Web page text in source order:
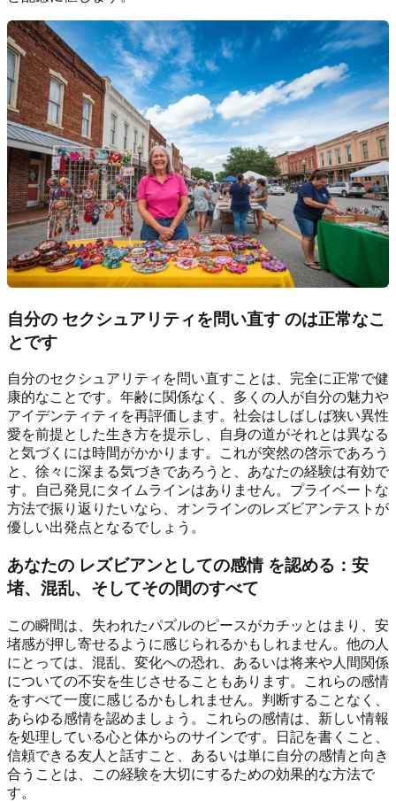
自分の セクシュアリティを問い直す のは正常なこ
とです
自分のセクシュアリティを問い直すことは、完全に正常で健
康的なことです。年齢に関係なく、多くの人が自分の魅力や
アイデンティティを再評価します。社会はしばしば狭い異性
愛を前提とした生き方を提示し、自身の道がそれとは異なる
と気づくには時間がかかります。これが突然の啓示であろう
と、徐々に深まる気づきであろうと、あなたの経験は有効で
す。自己発見にタイムラインはありません。プライベートな
方法で振り返りたいなら、オンラインのレズビアンテストが
優しい出発点となるでしょう。
あなたの レズビアンとしての感情を認める：安
堵、混乱、そしてその間のすべて
この瞬間は、失われたパズルのピースがカチッとはまり、安
堵感が押し寄せるように感じられるかもしれません。他の人
にとっては、混乱、変化への恐れ、あるいは将来や人間関係
についての不安を生じさせることもあります。これらの感情
をすべて一度に感じるかもしれません。判断することなく、
あらゆる感情を認めましょう。これらの感情は、新しい情報
を処理している心と体からのサインです。日記を書くこと、
信頼できる友人と話すこと、あるいは単に自分の感情と向き
合うことは、この経験を大切にするための効果的な方法で
す。